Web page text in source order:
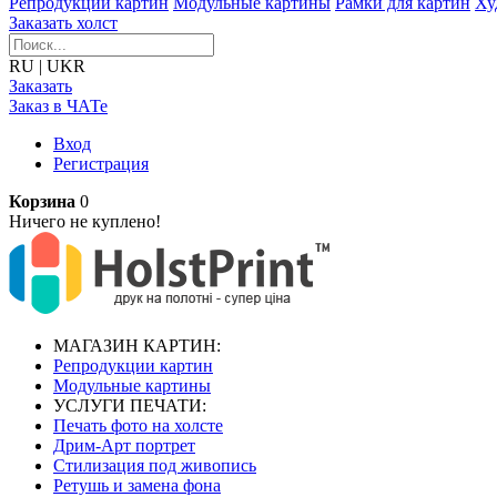
Заказать холст
RU | UKR
Заказать
Заказ в ЧАТе
Вход
Регистрация
Корзина 0
Ничего не куплено!
МАГАЗИН КАРТИН:
Репродукции картин
Модульные картины
УСЛУГИ ПЕЧАТИ:
Печать фото на холсте
Дрим-Арт портрет
Стилизация под живопись
Ретушь и замена фона